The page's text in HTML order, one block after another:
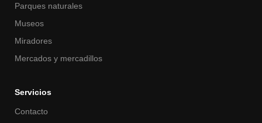
Parques naturales
Museos
Miradores
Mercados y mercadillos
Servicios
Contacto